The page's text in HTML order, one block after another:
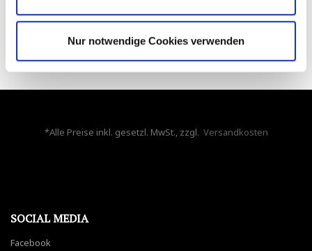
Nur notwendige Cookies verwenden
3,50€ *
*Alle Preise inkl. gesetzl. MwSt., zzgl. Versandkosten
SOCIAL MEDIA
Facebook